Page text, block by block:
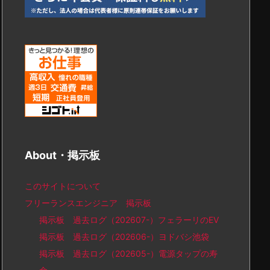
About・掲示板
このサイトについて
フリーランスエンジニア 掲示板
掲示板 過去ログ（202607-）フェラーリのEV
掲示板 過去ログ（202606-）ヨドバシ池袋
掲示板 過去ログ（202605-）電源タップの寿